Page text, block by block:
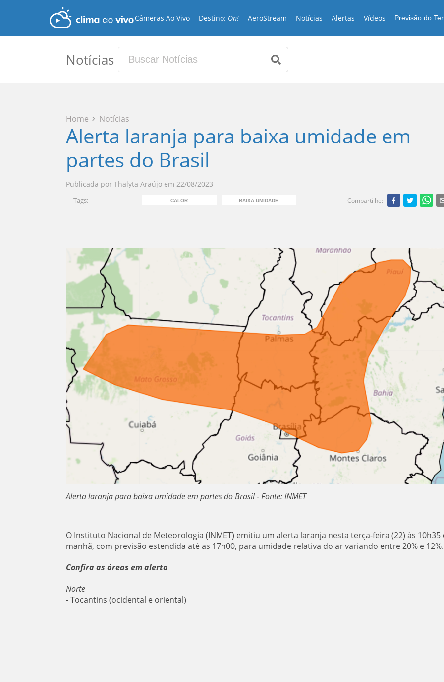
Câmeras Ao Vivo Destino: On! AeroStream Notícias Alertas Vídeos Previsão do
Notícias
Home Notícias
Alerta laranja para baixa umidade em
partes do Brasil
Publicada por Thalyta Araújo em 22/08/2023
Tags: CALOR BAIXA UMIDADE Compartilhe:
Alerta laranja para baixa umidade em partes do Brasil - Fonte: INMET
O Instituto Nacional de Meteorologia (INMET) emitiu um alerta laranja nesta terça-feira (22) às 10h35
manhã, com previsão estendida até as 17h00, para umidade relativa do ar variando entre 20% e
Confira as áreas em alerta
Norte
- Tocantins (ocidental e oriental)